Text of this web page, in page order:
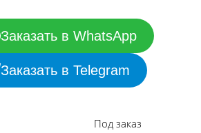
Заказать в WhatsApp
Заказать в Telegram
Под заказ